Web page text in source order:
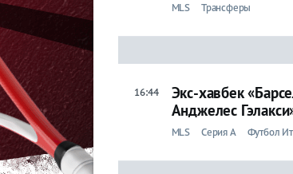
MLS Трансферы
16:44
Экс-хавбек
Анджелес
MLS Серия A Футбол
Прочие
Игры